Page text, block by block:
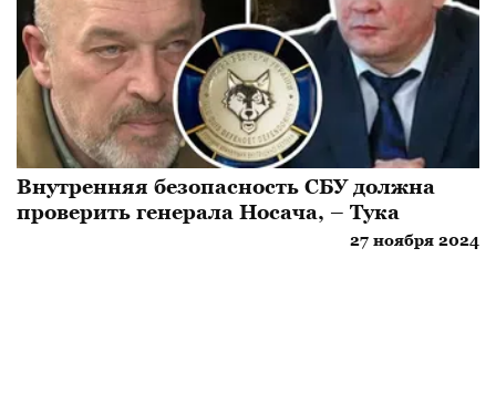
Внутренняя безопасность СБУ должна
проверить генерала Носача, – Тука
27 ноября 2024